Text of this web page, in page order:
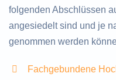
folgenden Abschlüssen
angesiedelt sind und je
genommen werden
Fachgebundene